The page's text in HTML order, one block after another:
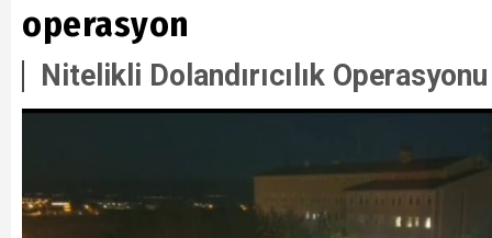
operasyon
Nitelikli Dolandırıcılık Operasyonu